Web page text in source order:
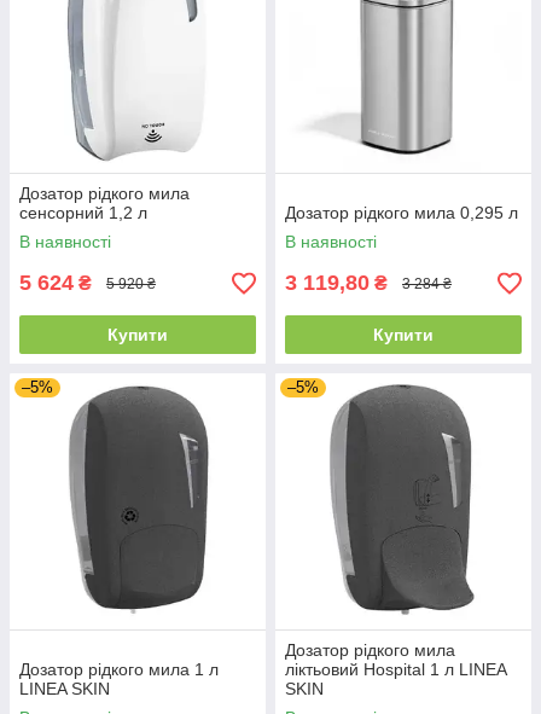
Дозатор рідкого мила
сенсорний 1,2 л
В наявності
5 624 ₴ 5 920 ₴
Купити
Дозатор рідкого мила 0,295 л
В наявності
3 119,80 ₴ 3 284 ₴
Купити
–5%
Дозатор рідкого мила 1 л
LINEA SKIN
–5%
Дозатор рідкого мила
ліктьовий Hospital 1 л LINEA
SKIN